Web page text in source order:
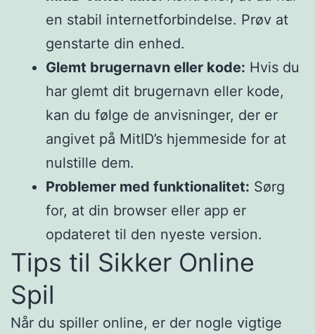
en stabil internetforbindelse. Prøv at
genstarte din enhed.
Glemt brugernavn eller kode: Hvis du
har glemt dit brugernavn eller kode,
kan du følge de anvisninger, der er
angivet på MitID’s hjemmeside for at
nulstille dem.
Problemer med funktionalitet: Sørg
for, at din browser eller app er
opdateret til den nyeste version.
Tips til Sikker Online
Spil
Når du spiller online, er der nogle vigtige